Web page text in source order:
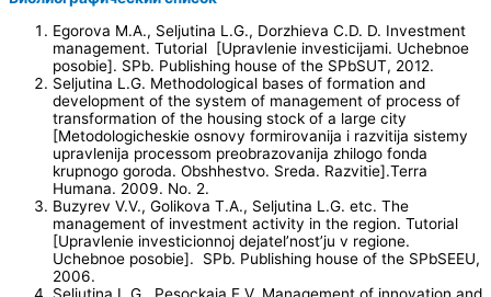
Egorova M.A., Seljutina L.G., Dorzhieva C.D. D. Investment
management. Tutorial [Upravlenie investicijami. Uchebnoe
posobie]. SPb. Publishing house of the SPbSUT, 2012.
Seljutina L.G. Methodological bases of formation and
development of the system of management of process of
transformation of the housing stock of a large city
[Metodologicheskie osnovy formirovanija i razvitija sistemy
upravlenija processom preobrazovanija zhilogo fonda
krupnogo goroda. Obshhestvo. Sreda. Razvitie].Terra
Humana. 2009. No. 2.
Buzyrev V.V., Golikova T.A., Seljutina L.G. etc. The
management of investment activity in the region. Tutorial
[Upravlenie investicionnoj dejatel’nost’ju v regione.
Uchebnoe posobie]. SPb. Publishing house of the SPbSEEU,
2006.